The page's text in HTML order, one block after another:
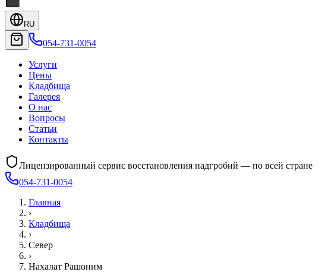
RU
054-731-0054
Услуги
Цены
Кладбища
Галерея
О нас
Вопросы
Статьи
Контакты
Лицензированный сервис восстановления надгробий — по всей стране
054-731-0054
Главная
›
Кладбища
›
Север
›
Нахалат Рашоним